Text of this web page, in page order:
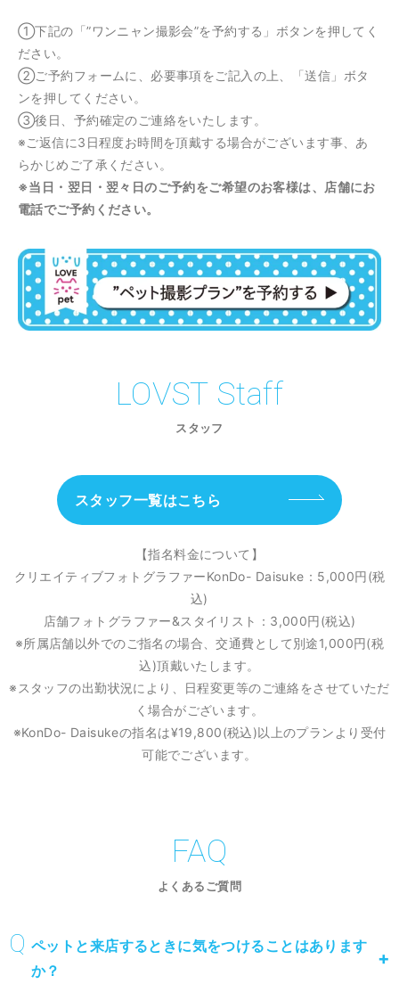
①下記の「”ワンニャン撮影会”を予約する」ボタンを押してく
ださい。
②ご予約フォームに、必要事項をご記入の上、「送信」ボタ
ンを押してください。
③後日、予約確定のご連絡をいたします。
※ご返信に3日程度お時間を頂戴する場合がございます事、あ
らかじめご了承ください。
※当日・翌日・翌々日のご予約をご希望のお客様は、店舗にお
電話でご予約ください。
LOVST Staff
スタッフ
スタッフ一覧はこちら
【指名料金について】
クリエイティブフォトグラファーKonDo- Daisuke：5,000円(税
込)
店舗フォトグラファー&スタイリスト：3,000円(税込)
※所属店舗以外でのご指名の場合、交通費として別途1,000円(税
込)頂戴いたします。
※スタッフの出勤状況により、日程変更等のご連絡をさせていただ
く場合がございます。
※KonDo- Daisukeの指名は¥19,800(税込)以上のプランより受付
可能でございます。
FAQ
よくあるご質問
ペットと来店するときに気をつけることはあります
か？